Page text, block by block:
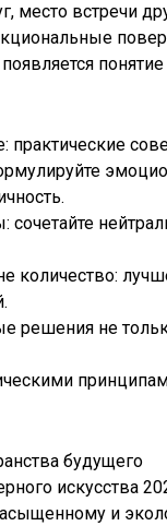
место
практические
сочетайте
количество:
решения не
будущего
искусства
и